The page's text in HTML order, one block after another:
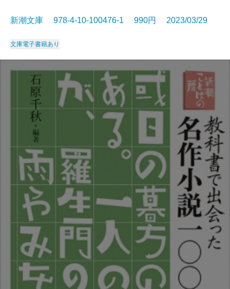
新潮文庫 978-4-10-100476-1 990円 2023/03/29
文庫電子書籍あり